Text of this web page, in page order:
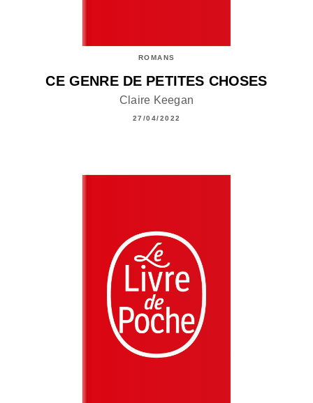
ROMANS
CE GENRE DE PETITES CHOSES
Claire Keegan
27/04/2022